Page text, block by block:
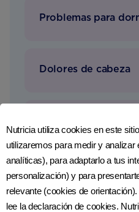
Problemas para
Dolores de cabeza
Nutricia utiliza cookies en este
utilizaremos para medir y analizar
analíticas), para adaptarlo a tus
personalización) y para
relevante (cookies de
lee la declaración de cookies.